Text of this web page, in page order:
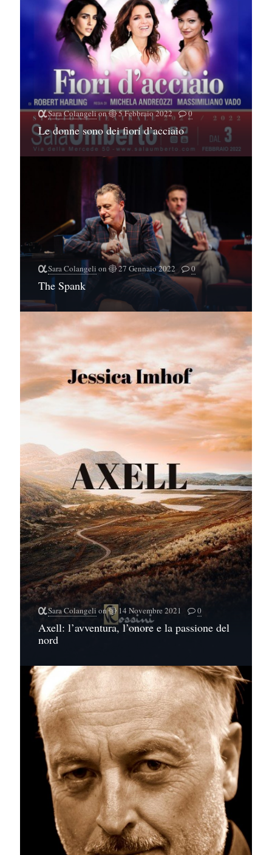
Sara Colangelion 5 Febbraio 2022 0
Le donne sono dei fiori d’acciaio
Sara Colangeli on 27 Gennaio 2022 0
The Spank
Sara Colangelion 14 Novembre 2021 0
Axell: l’avventura, l’onore e la passione del
nord